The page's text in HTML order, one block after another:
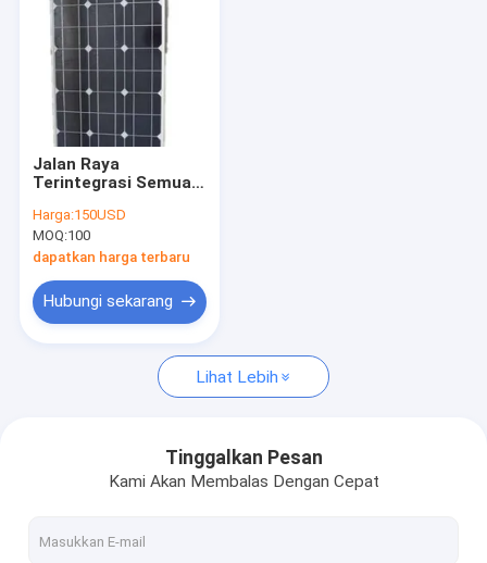
Jalan Raya
Terintegrasi Semua
Jalan Led Tenaga
Surya 30w 40w
Harga:150USD
MOQ:100
dapatkan harga terbaru
Hubungi sekarang
Lihat Lebih
Tinggalkan Pesan
Kami Akan Membalas Dengan Cepat